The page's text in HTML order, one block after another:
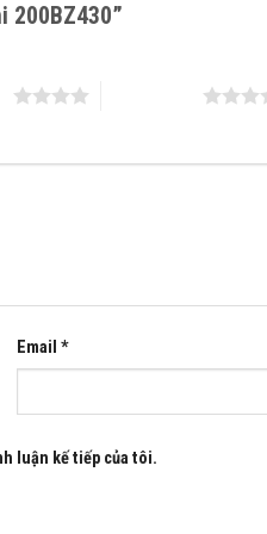
200BZ430”
Email *
luận kế tiếp của tôi.